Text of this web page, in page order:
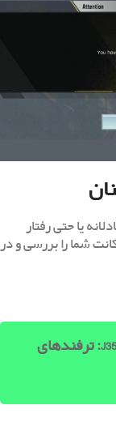
یا حتی رفتار
شما را بررسی و در
دریافت رایگان گان لجندری J358: ترفندهای